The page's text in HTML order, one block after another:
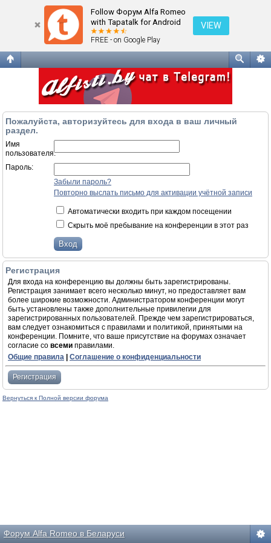
Follow Форум Alfa Romeo
with Tapatalk for Android
FREE - on Google Play
VIEW
Пожалуйста, авторизуйтесь для входа в ваш личный
раздел.
Имя
пользователя:
Пароль:
Забыли пароль?
Повторно выслать письмо для активации учётной записи
Автоматически входить при каждом посещении
Скрыть моё пребывание на конференции в этот раз
Регистрация
Для входа на конференцию вы должны быть зарегистрированы.
Регистрация занимает всего несколько минут, но предоставляет вам
более широкие возможности. Администратором конференции могут
быть установлены также дополнительные привилегии для
зарегистрированных пользователей. Прежде чем зарегистрироваться,
вам следует ознакомиться с правилами и политикой, принятыми на
конференции. Помните, что ваше присутствие на форумах означает
согласие со всеми правилами.
Общие правила
Соглашение о конфиденциальности
Регистрация
Вернуться к Полной версии форума
Форум Alfa Romeo в Беларуси